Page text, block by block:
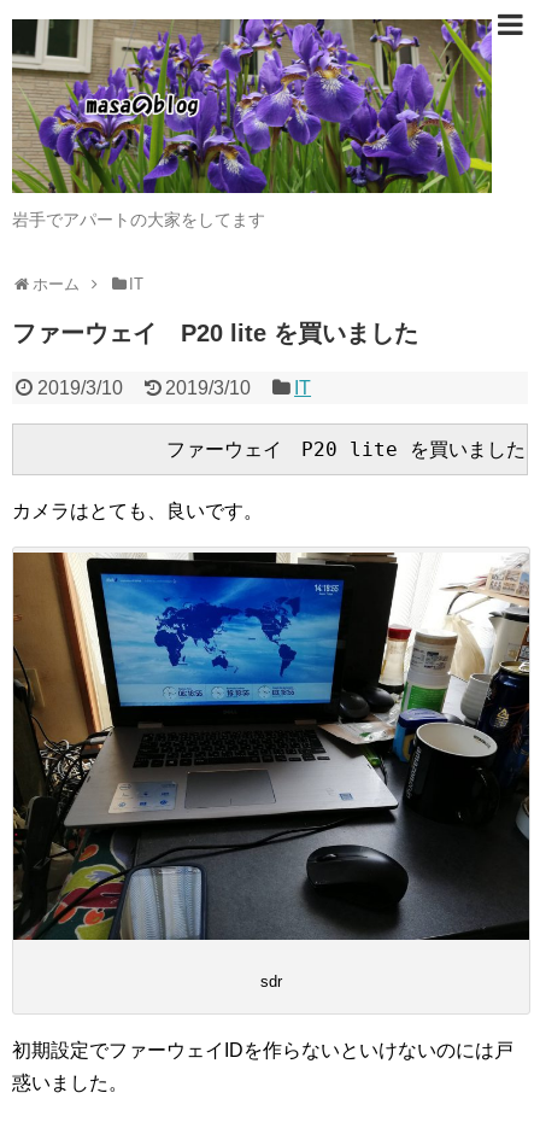
岩手でアパートの大家をしてます
ホーム IT
ファーウェイ P20 lite を買いました
2019/3/10 2019/3/10 IT
カメラはとても、良いです。
sdr
初期設定でファーウェイIDを作らないといけないのには戸
惑いました。